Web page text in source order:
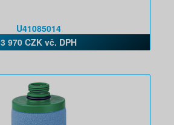
U41085014
3 970 CZK vč. DPH